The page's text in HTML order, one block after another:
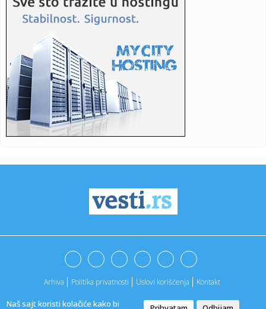
Naš sajt koristi kolačiće kako bi
23:40:Otvoren 79. Filmski festival u Kanu
23:34:Škoda Fabia Motorsport Edition
23:28:Taksista u Turskoj oduševio celu zemlju: Otmičar mu
naredio da ...
23:21:Srbija ide u finale Evrovizije 2026! Evo ko je sve prošao!
Darko Lazić prvi put o čoveku koji mu je usmrtio brata:
23:13:“Dubočica” opet izgubila
Ronaldo na "čekanju" za titulu: Sve je pokvario Sergejev Al
23:01:VIDEO: Zeekr 9X vs YangWang U8
Arhiva Politika privatnosti Uslovi korišćenja Kontakt